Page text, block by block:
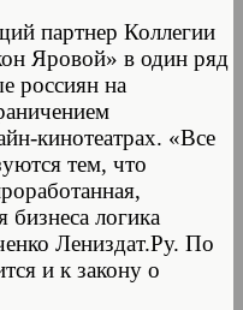
партнер Коллегии
Яровой» в один ряд
россиян на
кинотеатрах. «Все
тем, что
бизнеса логика
Лениздат.Ру. По
и к закону о